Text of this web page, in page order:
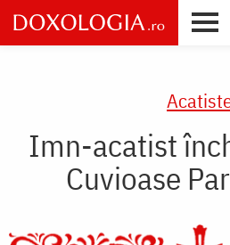
Skip
to
main
Imn-acatist
Cuvioase